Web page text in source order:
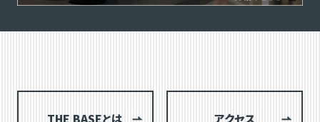
THE BASEとは アクセス